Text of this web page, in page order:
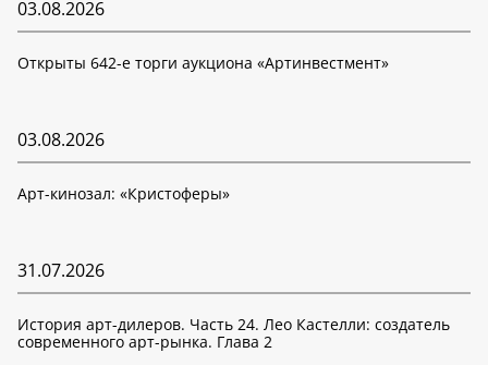
03.08.2026
Открыты 642-е торги аукциона «Артинвестмент»
03.08.2026
Арт-кинозал: «Кристоферы»
31.07.2026
История арт-дилеров. Часть 24. Лео Кастелли: создатель
современного арт-рынка. Глава 2